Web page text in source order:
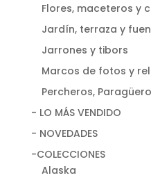
Flores, maceteros y
Jardín, terraza y
Jarrones y tibors
Marcos de fotos y
Percheros,
- LO MÁS VENDIDO
- NOVEDADES
-COLECCIONES
Alaska